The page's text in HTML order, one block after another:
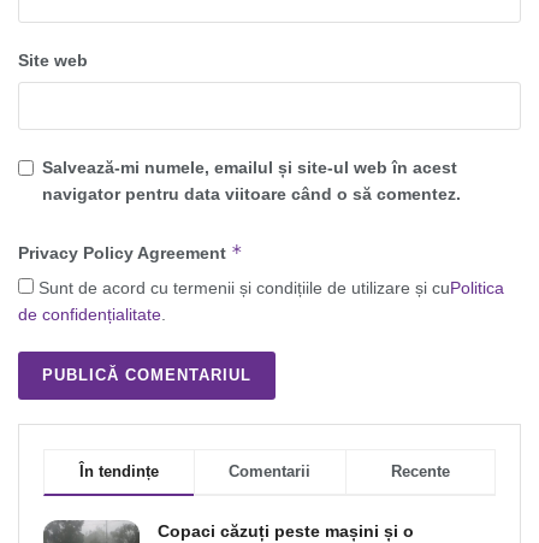
Site web
Salvează-mi numele, emailul și site-ul web în acest
navigator pentru data viitoare când o să comentez.
Privacy Policy Agreement *
Sunt de acord cu termenii și condițiile de utilizare și cuPolitica
de confidențialitate.
În tendințe Comentarii Recente
Copaci căzuți peste mașini și o